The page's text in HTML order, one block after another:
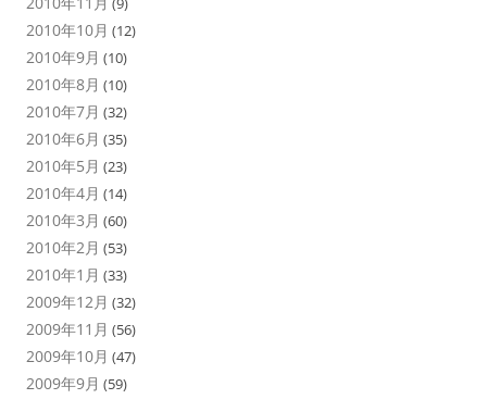
2010年10月 (12)
2010年9月 (10)
2010年8月 (10)
2010年7月 (32)
2010年6月 (35)
2010年5月 (23)
2010年4月 (14)
2010年3月 (60)
2010年2月 (53)
2010年1月 (33)
2009年12月 (32)
2009年11月 (56)
2009年10月 (47)
2009年9月 (59)